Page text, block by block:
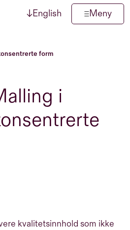
↓English Meny
form
i
kvalitetsinnhold som ikke